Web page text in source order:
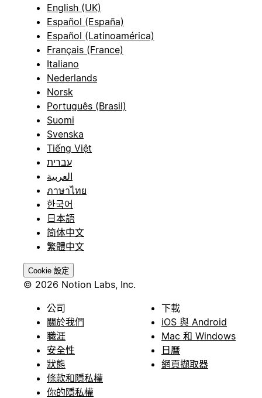
English (UK)
Español (España)
Español (Latinoamérica)
Français (France)
Italiano
Nederlands
Norsk
Português (Brasil)
Suomi
Svenska
Tiếng Việt
עברית
العربية
ภาษาไทย
한국어
日本語
简体中文
繁體中文
Cookie 設定
© 2026 Notion Labs, Inc.
公司
關於我們
職涯
安全性
狀態
條款和隱私權
你的隱私權
下載
iOS 與 Android
Mac 和 Windows
日曆
網頁擷取器